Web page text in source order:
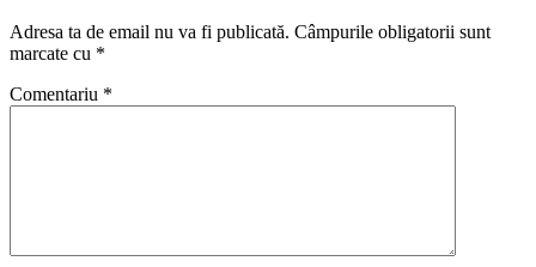
Adresa ta de email nu va fi publicată. Câmpurile obligatorii sunt
marcate cu *
Comentariu *